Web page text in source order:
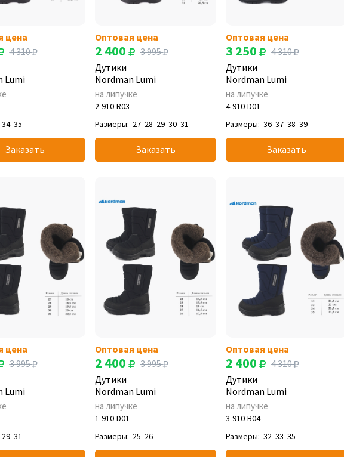
цена
4 310
Lumi
34 35
Заказать
Оптовая цена
2 400
3 995
Дутики
Nordman Lumi
на липучке
2-910-R03
Размеры: 27 28 29 30 31
Заказать
Оптовая цена
3 250
4 310
Дутики
Nordman Lumi
на липучке
4-910-D01
Размеры: 36 37 38 39
Заказать
цена
3 995
Lumi
29 31
Оптовая цена
2 400
3 995
Дутики
Nordman Lumi
на липучке
1-910-D01
Размеры: 25 26
Оптовая цена
2 400
4 310
Дутики
Nordman Lumi
на липучке
3-910-B04
Размеры: 32 33 35